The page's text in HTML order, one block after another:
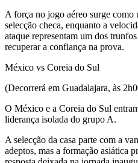
A força no jogo aéreo surge como
selecção checa, enquanto a
ataque representam um dos
recuperar a confiança na prova.
México vs Coreia do Sul
(Decorrerá em Guadalajara, às
O México e a Coreia do Sul
liderança isolada do grupo A.
A selecção da casa parte com a
adeptos, mas a formação asiática